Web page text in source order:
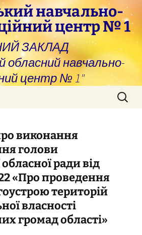
навчально-
центр № 1
ЗАКЛАД
обласний навчально-
центр № 1"
Пошук:
виконання
голови
ради від
«Про проведення
територій
власності
громад області»